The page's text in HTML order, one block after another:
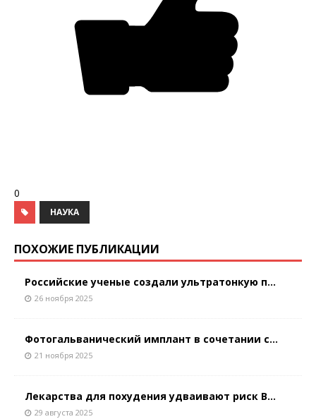
0
НАУКА
ПОХОЖИЕ ПУБЛИКАЦИИ
Российские ученые создали ультратонкую п...
26 ноября 2025
Фотогальванический имплант в сочетании с...
21 ноября 2025
Лекарства для похудения удваивают риск В...
29 августа 2025